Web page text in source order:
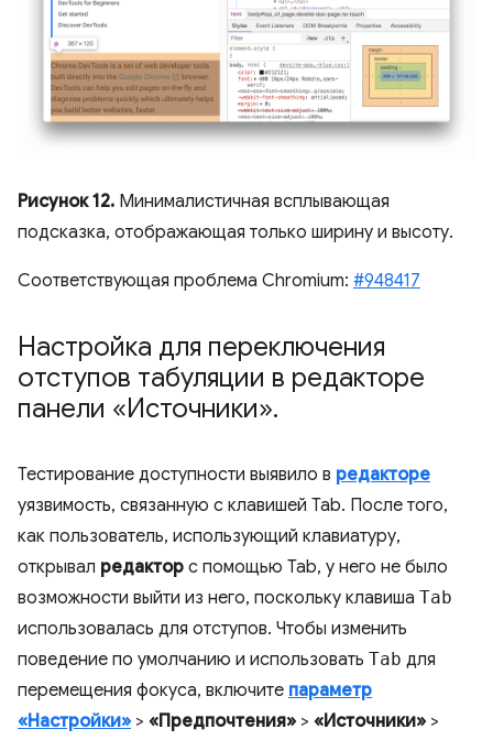
Рисунок 12. Минималистичная всплывающая
подсказка, отображающая только ширину и высоту.
Соответствующая проблема Chromium: #948417
Настройка для переключения
отступов табуляции в редакторе
панели «Источники».
Тестирование доступности выявило в редакторе
уязвимость, связанную с клавишей Tab. После того,
как пользователь, использующий клавиатуру,
открывал редактор с помощью Tab, у него не было
возможности выйти из него, поскольку клавиша Tab
использовалась для отступов. Чтобы изменить
поведение по умолчанию и использовать Tab для
перемещения фокуса, включите параметр
«Настройки» > «Предпочтения» > «Источники» >